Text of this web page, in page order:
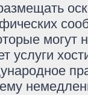
могут
услуги